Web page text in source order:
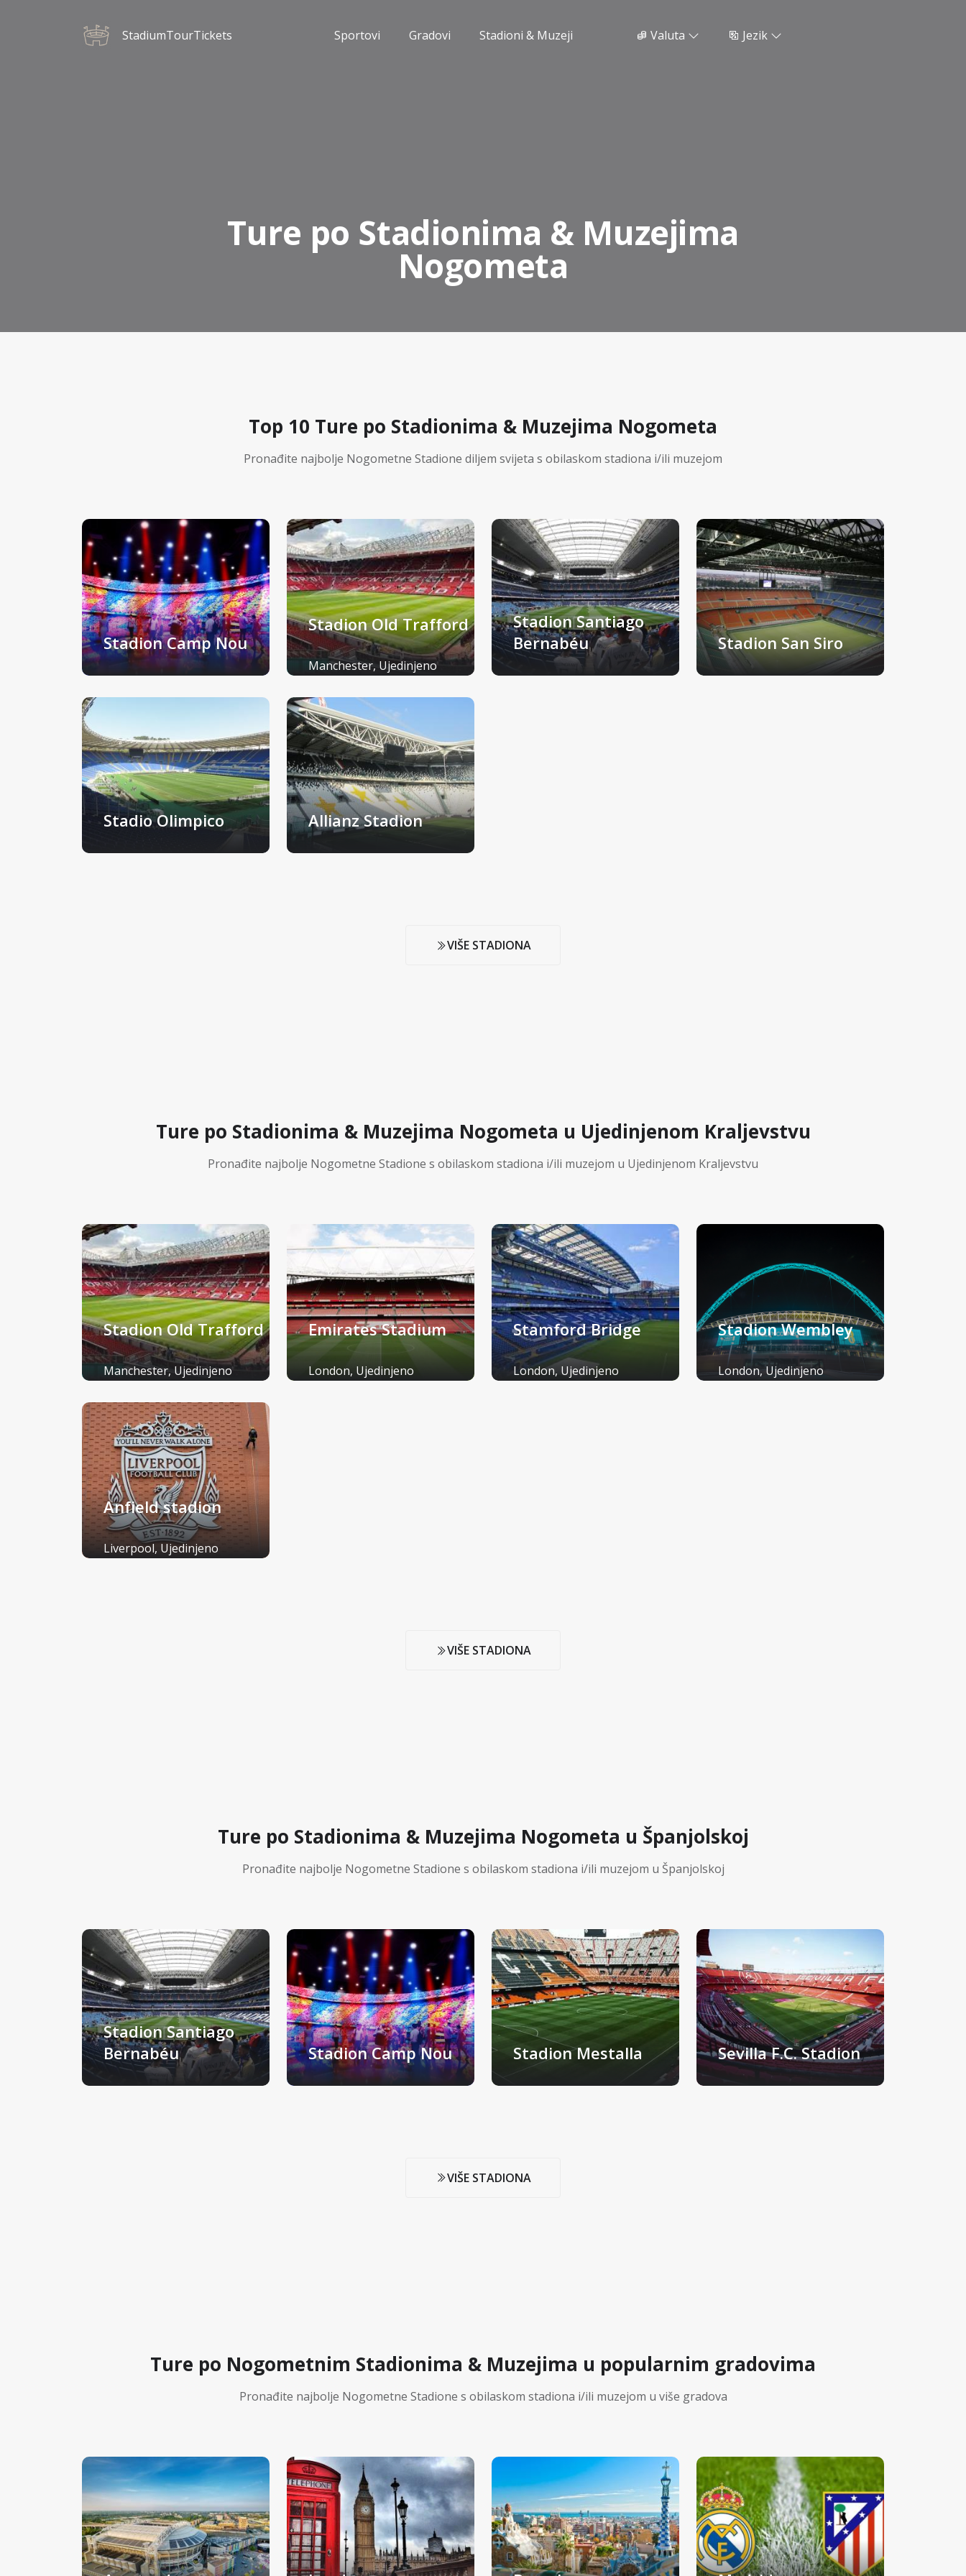
StadiumTourTickets Sportovi Gradovi Stadioni & Muzeji Valuta Jezik
Ture po Stadionima & Muzejima
Nogometa
Top 10 Ture po Stadionima & Muzejima Nogometa
Pronađite najbolje Nogometne Stadione diljem svijeta s obilaskom stadiona i/ili muzejom
Stadion Camp Nou
Stadion Old Trafford
Manchester, Ujedinjeno
Stadion Santiago
Bernabéu
Stadion San Siro
Stadio Olimpico Allianz Stadion
VIŠE STADIONA
Ture po Stadionima & Muzejima Nogometa u Ujedinjenom Kraljevstvu
Pronađite najbolje Nogometne Stadione s obilaskom stadiona i/ili muzejom u Ujedinjenom Kraljevstvu
Stadion Old Trafford
Manchester, Ujedinjeno
Emirates Stadium
London, Ujedinjeno
Stamford Bridge
London, Ujedinjeno
Stadion Wembley
London, Ujedinjeno
Anfield stadion
Liverpool, Ujedinjeno
VIŠE STADIONA
Ture po Stadionima & Muzejima Nogometa u Španjolskoj
Pronađite najbolje Nogometne Stadione s obilaskom stadiona i/ili muzejom u Španjolskoj
Stadion Santiago
Bernabéu
Stadion Camp Nou Stadion Mestalla Sevilla F.C. Stadion
VIŠE STADIONA
Ture po Nogometnim Stadionima & Muzejima u popularnim gradovima
Pronađite najbolje Nogometne Stadione s obilaskom stadiona i/ili muzejom u više gradova